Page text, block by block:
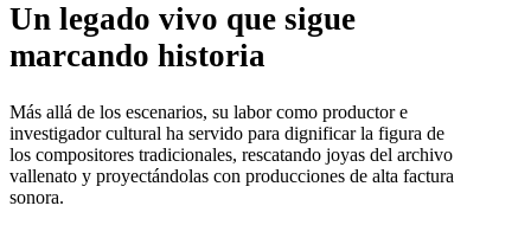
Un legado vivo que sigue
marcando historia
Más allá de los escenarios, su labor como productor e
investigador cultural ha servido para dignificar la figura de
los compositores tradicionales, rescatando joyas del archivo
vallenato y proyectándolas con producciones de alta factura
sonora.